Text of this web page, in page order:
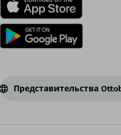
Представительства